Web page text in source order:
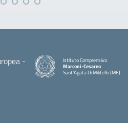
Istituto Comprensivo
Marconi-Cesareo
Sant'Agata Di Militello (ME)
— Visita la pagina iniziale